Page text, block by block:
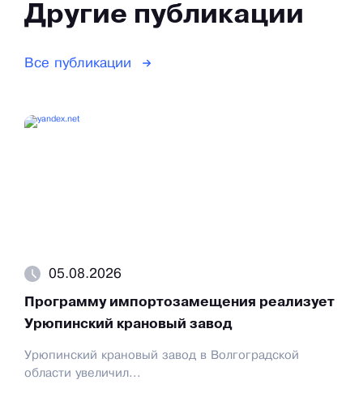
Другие публикации
Все публикации
05.08.2026
Программу импортозамещения реализует
Урюпинский крановый завод
Урюпинский крановый завод в Волгоградской
области увеличил...